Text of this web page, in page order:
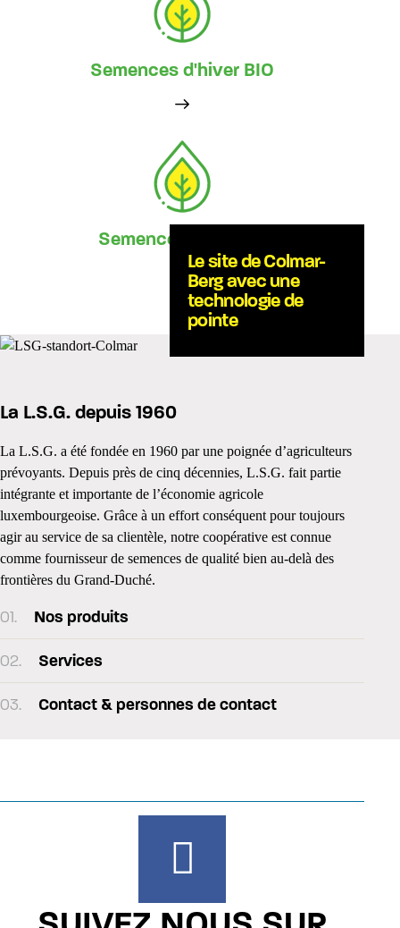
Semences d'hiver BIO
Semences d'été BIO
Le site de Colmar-
Berg avec une
technologie de
pointe
La L.S.G. depuis 1960
La L.S.G. a été fondée en 1960 par une poignée d’agriculteurs
prévoyants. Depuis près de cinq décennies, L.S.G. fait partie
intégrante et importante de l’économie agricole
luxembourgeoise. Grâce à un effort conséquent pour toujours
agir au service de sa clientèle, notre coopérative est connue
comme fournisseur de semences de qualité bien au-delà des
frontières du Grand-Duché.
01. Nos produits
02. Services
03. Contact & personnes de contact